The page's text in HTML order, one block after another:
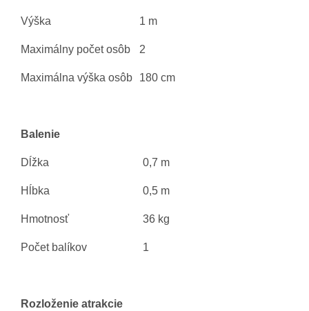
Výška 1 m
Maximálny počet osôb 2
Maximálna výška osôb 180 cm
Balenie
Dĺžka 0,7 m
Hĺbka 0,5 m
Hmotnosť 36 kg
Počet balíkov 1
Rozloženie atrakcie